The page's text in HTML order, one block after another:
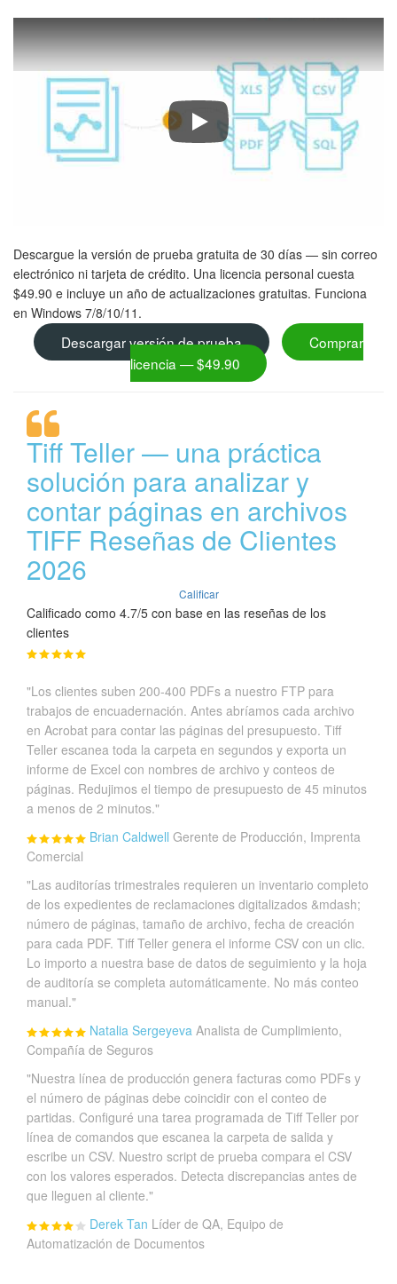
Tiff Teller Knows The Page Count
Descargue la versión de prueba gratuita de 30 días — sin correo
electrónico ni tarjeta de crédito. Una licencia personal cuesta
$49.90 e incluye un año de actualizaciones gratuitas. Funciona
en Windows 7/8/10/11.
Descargar versión de prueba
Comprar
licencia — $49.90
Tiff Teller — una práctica
solución para analizar y
contar páginas en archivos
TIFF Reseñas de Clientes
2026
Calificar
Calificado como 4.7/5 con base en las reseñas de los
clientes
"Los clientes suben 200-400 PDFs a nuestro FTP para
trabajos de encuadernación. Antes abríamos cada archivo
en Acrobat para contar las páginas del presupuesto. Tiff
Teller escanea toda la carpeta en segundos y exporta un
informe de Excel con nombres de archivo y conteos de
páginas. Redujimos el tiempo de presupuesto de 45 minutos
a menos de 2 minutos."
Brian Caldwell Gerente de Producción, Imprenta
Comercial
"Las auditorías trimestrales requieren un inventario completo
de los expedientes de reclamaciones digitalizados &mdash;
número de páginas, tamaño de archivo, fecha de creación
para cada PDF. Tiff Teller genera el informe CSV con un clic.
Lo importo a nuestra base de datos de seguimiento y la hoja
de auditoría se completa automáticamente. No más conteo
manual."
Natalia Sergeyeva Analista de Cumplimiento,
Compañía de Seguros
"Nuestra línea de producción genera facturas como PDFs y
el número de páginas debe coincidir con el conteo de
partidas. Configuré una tarea programada de Tiff Teller por
línea de comandos que escanea la carpeta de salida y
escribe un CSV. Nuestro script de prueba compara el CSV
con los valores esperados. Detecta discrepancias antes de
que lleguen al cliente."
Derek Tan Líder de QA, Equipo de
Automatización de Documentos